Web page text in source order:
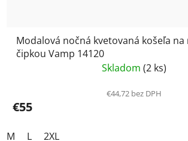
Modalová nočná kvetovaná košeľa na
čipkou Vamp 14120
Skladom (2 ks)
€44,72 bez DPH
€55
M L 2XL